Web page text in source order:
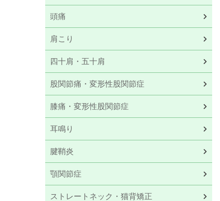
頭痛
肩こり
四十肩・五十肩
股関節痛・変形性股関節症
膝痛・変形性股関節症
耳鳴り
腱鞘炎
顎関節症
ストレートネック・猫背矯正